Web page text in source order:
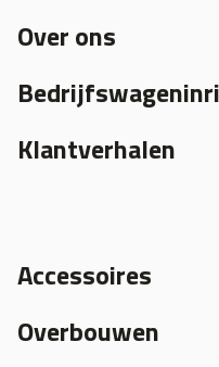
Over ons
Klantverhalen
Accessoires
Overbouwen